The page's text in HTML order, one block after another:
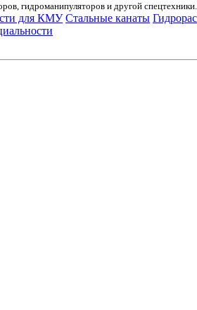
гидроманипуляторов и другой спецтехники.
для КМУ Стальные канаты